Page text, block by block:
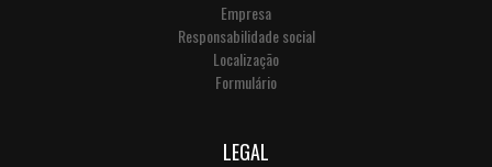
Empresa
Responsabilidade social
Localização
Formulário
LEGAL